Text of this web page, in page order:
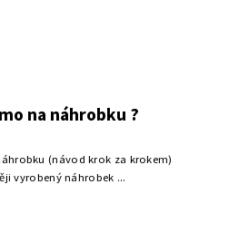
na náhrobku ?
(návod krok za krokem)
vyrobený náhrobek ...